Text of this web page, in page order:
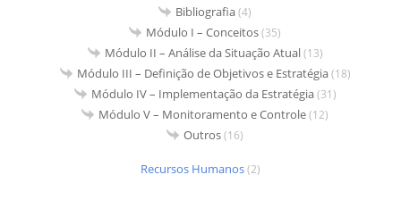
Bibliografia(4)
Módulo I – Conceitos(35)
Módulo II – Análise da Situação Atual(13)
Módulo III – Definição de Objetivos e Estratégia(18)
Módulo IV – Implementação da Estratégia(31)
Módulo V – Monitoramento e Controle(12)
Outros(16)
Recursos Humanos(2)